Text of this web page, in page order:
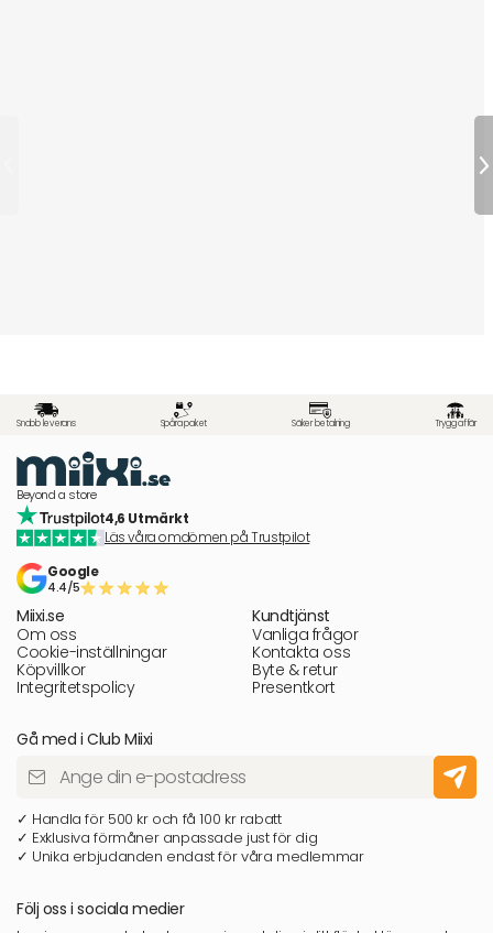
Snabb leverans Spåra paket Säker betalning Trygg affär
Beyond a store
4,6 Utmärkt
Läs våra omdömen på Trustpilot
Google
4.4/5
Miixi.se
Om oss
Cookie-inställningar
Köpvillkor
Integritetspolicy
Kundtjänst
Vanliga frågor
Kontakta oss
Byte & retur
Presentkort
Gå med i Club Miixi
✓ Handla för 500 kr och få 100 kr rabatt
✓ Exklusiva förmåner anpassade just för dig
✓ Unika erbjudanden endast för våra medlemmar
Följ oss i sociala medier